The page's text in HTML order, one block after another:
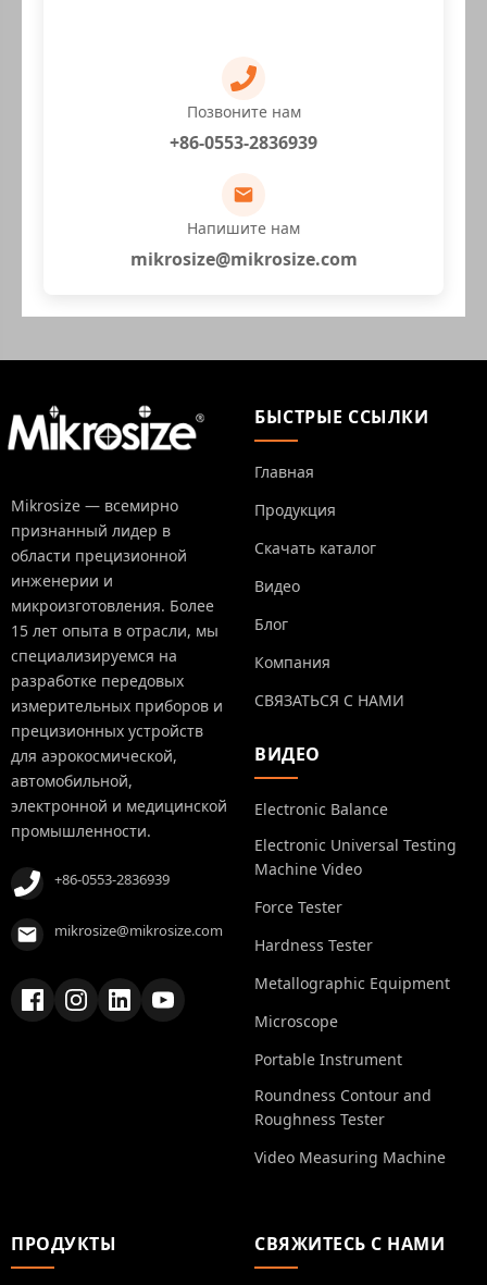
Позвоните нам
+86-0553-2836939
Напишите нам
mikrosize@mikrosize.com
Mikrosize — всемирно
признанный лидер в
области прецизионной
инженерии и
микроизготовления. Более
15 лет опыта в отрасли, мы
специализируемся на
разработке передовых
измерительных приборов и
прецизионных устройств
для аэрокосмической,
автомобильной,
электронной и медицинской
промышленности.
+86-0553-2836939
mikrosize@mikrosize.com
БЫСТРЫЕ ССЫЛКИ
Главная
Продукция
Скачать каталог
Видео
Блог
Компания
СВЯЗАТЬСЯ С НАМИ
ВИДЕО
Electronic Balance
Electronic Universal Testing
Machine Video
Force Tester
Hardness Tester
Metallographic Equipment
Microscope
Portable Instrument
Roundness Contour and
Roughness Tester
Video Measuring Machine
ПРОДУКТЫ СВЯЖИТЕСЬ С НАМИ